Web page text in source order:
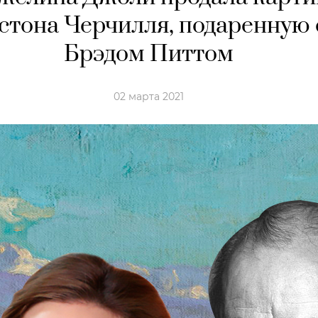
Черчилля, подаренную
Брэдом Питтом
02 марта 2021